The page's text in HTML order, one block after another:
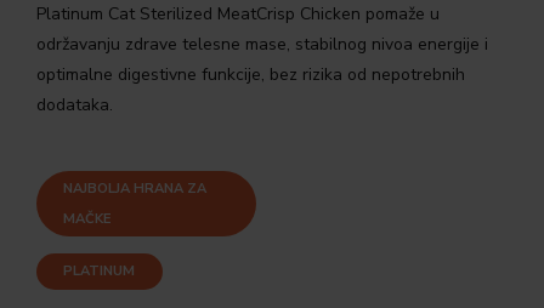
Platinum Cat Sterilized MeatCrisp Chicken pomaže u
održavanju zdrave telesne mase, stabilnog nivoa energije i
optimalne digestivne funkcije, bez rizika od nepotrebnih
dodataka.
NAJBOLJA HRANA ZA
MAČKE
PLATINUM